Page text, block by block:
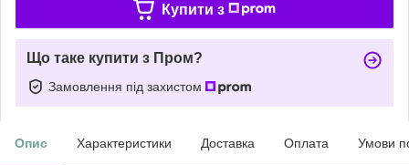
Купити з
Що таке купити з Пром?
Замовлення під захистом
Опис Характеристики Доставка Оплата Умови